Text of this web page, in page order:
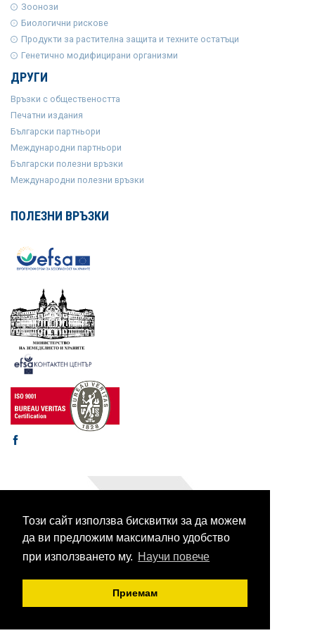
Този сайт използва бисквитки за да можем
да ви предложим максимално удобство
при използването му. Научи повече
Приемам
Зоонози
Биологични рискове
Продукти за растителна защита и техните остатъци
Генетично модифицирани организми
ДРУГИ
Връзки с обществеността
Печатни издания
Български партньори
Международни партньори
Български полезни връзки
Международни полезни връзки
ПОЛЕЗНИ ВРЪЗКИ
© 2003-2026 CORHV
Всички права запазени.